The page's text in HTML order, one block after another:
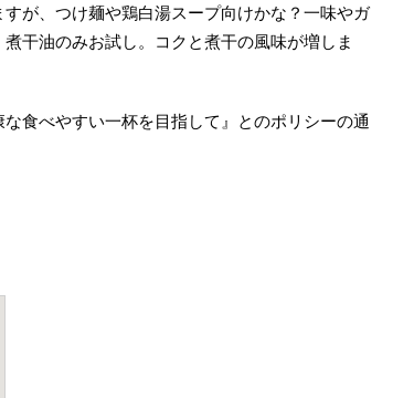
が、つけ麺や鶏白湯スープ向けかな？一味やガ
干油のみお試し。コクと煮干の風味が増しま
食べやすい一杯を目指して』とのポリシーの通